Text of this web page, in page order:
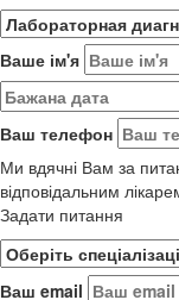
Ваше ім'я
Ваш телефон
Ми вдячні Вам за
відповідальним
Задати питання
Ваш email